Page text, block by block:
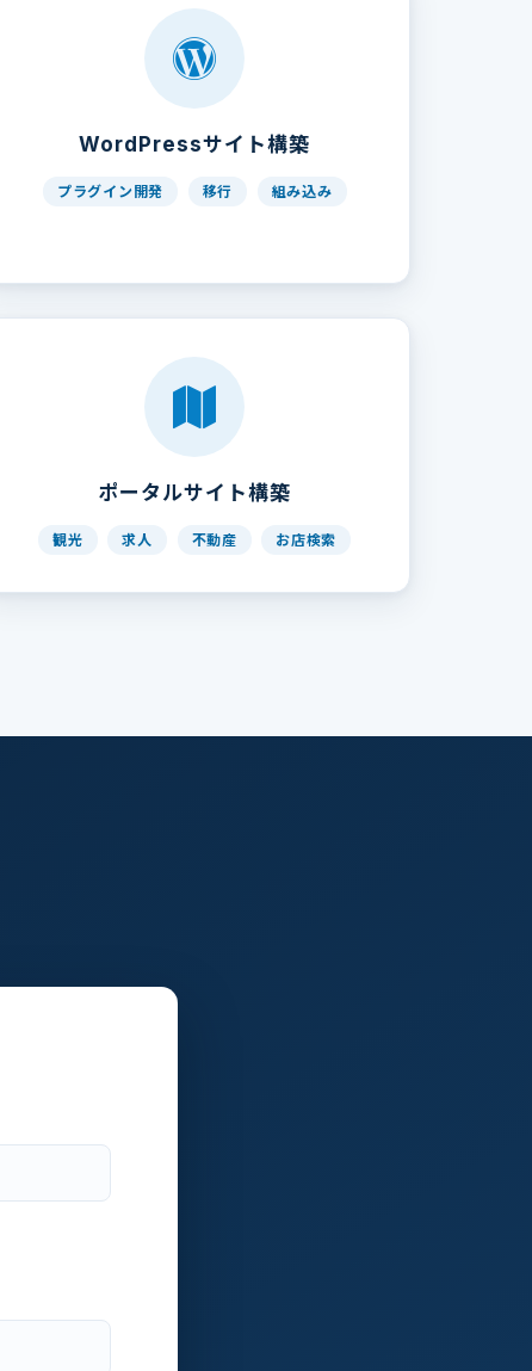
WordPressサイト構築
プラグイン開発 移行 組み込み
ポータルサイト構築
観光 求人 不動産 お店検索